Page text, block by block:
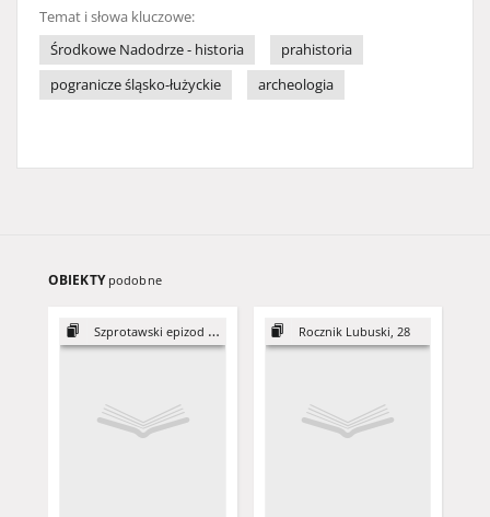
Temat i słowa kluczowe:
Środkowe Nadodrze - historia
prahistoria
pogranicze śląsko-łużyckie
archeologia
OBIEKTY podobne
Szprotawski epizod zjazdu gnieźnieńskiego Rocznik Lubuski, 28